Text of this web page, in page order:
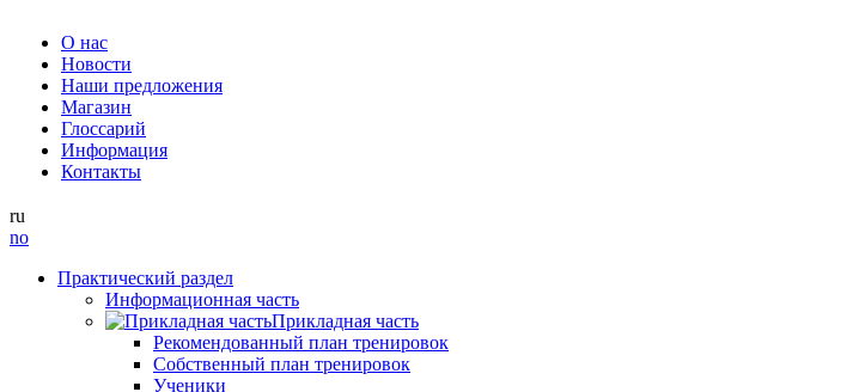
О нас
Новости
Наши предложения
Магазин
Глоссарий
Информация
Контакты
ru
no
Практический раздел
Информационная часть
Прикладная часть
Рекомендованный план тренировок
Собственный план тренировок
Ученики